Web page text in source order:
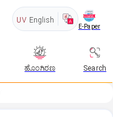
UV English
E-Paper
ಹೊಂಗಿರಣ Search